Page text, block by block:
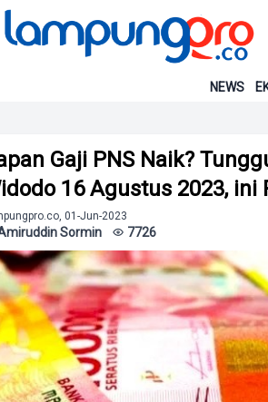
NEWS
Gaji PNS Naik?
16 Agustus 2023,
01-Jun-2023
Sormin 7726